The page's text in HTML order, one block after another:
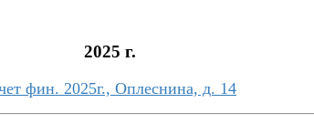
2025 г.
фин. 2025г., Оплеснина, д. 14